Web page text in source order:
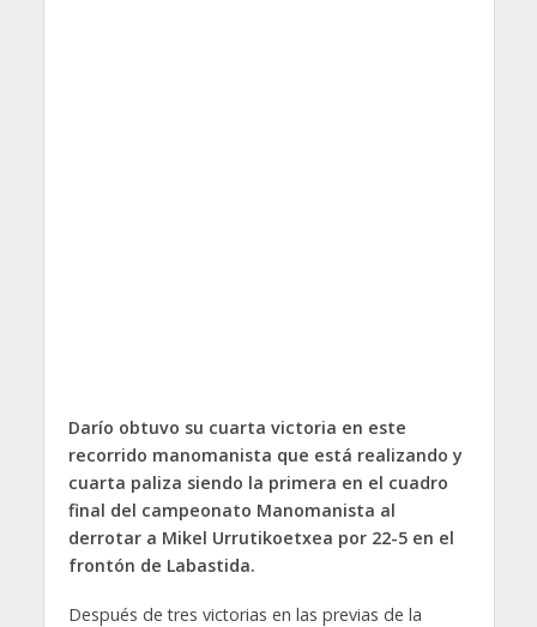
Darío obtuvo su cuarta victoria en este
recorrido manomanista que está realizando y
cuarta paliza siendo la primera en el cuadro
final del campeonato Manomanista al
derrotar a Mikel Urrutikoetxea por 22-5 en el
frontón de Labastida.
Después de tres victorias en las previas de la